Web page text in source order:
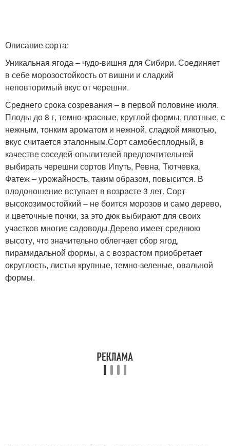
Описание сорта:
Уникальная ягода – чудо-вишня для Сибири. Соединяет
в себе морозостойкость от вишни и сладкий
неповторимый вкус от черешни.
Среднего срока созревания – в первой половине июля.
Плоды до 8 г, темно-красные, круглой формы, плотные, с
нежным, тонким ароматом и нежной, сладкой мякотью,
вкус считается эталонным.Сорт самобесплодный, в
качестве соседей-опылителей предпочтительней
выбирать черешни сортов Ипуть, Ревна, Тютчевка,
Фатеж – урожайность, таким образом, повысится. В
плодоношение вступает в возрасте 3 лет. Сорт
высокозимостойкий – не боится морозов и само дерево,
и цветочные почки, за это дюк выбирают для своих
участков многие садоводы.Дерево имеет среднюю
высоту, что значительно облегчает сбор ягод,
пирамидальной формы, а с возрастом приобретает
округлость, листья крупные, темно-зеленые, овальной
формы.